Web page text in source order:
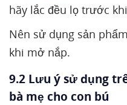
hãy lắc đều lọ trước
Nên sử dụng sản
khi mở nắp.
9.2 Lưu ý sử dụng
bà mẹ cho con bú